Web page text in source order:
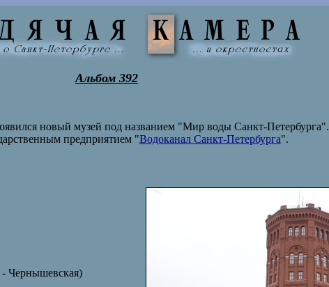
Альбом 392
новый музей под названием "Мир воды Санкт-Петербурга".
предприятием "Водоканал Санкт-Петербурга".
Чернышевская)